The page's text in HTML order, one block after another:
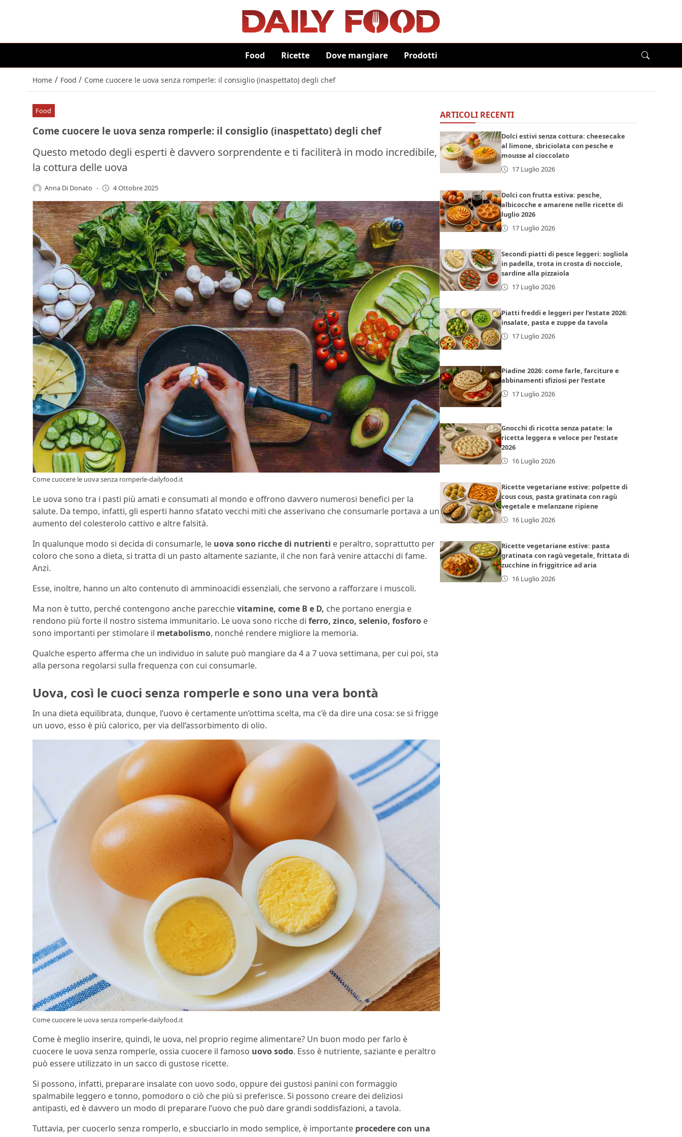
Food Ricette Dove mangiare Prodotti
Home / Food / Come cuocere le uova senza romperle: il consiglio (inaspettato) degli chef
Food
Come cuocere le uova senza romperle: il consiglio (inaspettato) degli chef
Questo metodo degli esperti è davvero sorprendente e ti faciliterà in modo incredibile,
la cottura delle uova
Anna Di Donato - 4 Ottobre 2025
Come cuocere le uova senza romperle-dailyfood.it
Le uova sono tra i pasti più amati e consumati al mondo e offrono davvero numerosi benefici per la
salute. Da tempo, infatti, gli esperti hanno sfatato vecchi miti che asserivano che consumarle portava a un
aumento del colesterolo cattivo e altre falsità.
In qualunque modo si decida di consumarle, le uova sono ricche di nutrienti e peraltro, soprattutto per
coloro che sono a dieta, si tratta di un pasto altamente saziante, il che non farà venire attacchi di fame.
Anzi.
Esse, inoltre, hanno un alto contenuto di amminoacidi essenziali, che servono a rafforzare i muscoli.
Ma non è tutto, perché contengono anche parecchievitamine, come B e D, che portano energia e
rendono più forte il nostro sistema immunitario. Le uova sono ricche di ferro, zinco, selenio, fosforo e
sono importanti per stimolare il metabolismo, nonché rendere migliore la memoria.
Qualche esperto afferma che un individuo in salute può mangiare da 4 a 7 uova settimana, per cui poi, sta
alla persona regolarsi sulla frequenza con cui consumarle.
Uova, così le cuoci senza romperle e sono una vera bontà
In una dieta equilibrata, dunque, l’uovo è certamente un’ottima scelta, ma c’è da dire una cosa: se si frigge
un uovo, esso è più calorico, per via dell’assorbimento di olio.
Come cuocere le uova senza romperle-dailyfood.it
Come è meglio inserire, quindi, le uova, nel proprio regime alimentare? Un buon modo per farlo è
cuocere le uova senza romperle, ossia cuocere il famoso uovo sodo. Esso è nutriente, saziante e peraltro
può essere utilizzato in un sacco di gustose ricette.
Si possono, infatti, preparare insalate con uovo sodo, oppure dei gustosi panini con formaggio
spalmabile leggero e tonno, pomodoro o ciò che più si preferisce. Si possono creare dei deliziosi
antipasti, ed è davvero un modo di preparare l’uovo che può dare grandi soddisfazioni, a tavola.
Tuttavia, per cuocerlo senza romperlo, e sbucciarlo in modo semplice, è importante procedere con una
ARTICOLI RECENTI
Dolci estivi senza cottura: cheesecake
al limone, sbriciolata con pesche e
mousse al cioccolato
17 Luglio 2026
Dolci con frutta estiva: pesche,
albicocche e amarene nelle ricette di
luglio 2026
17 Luglio 2026
Secondi piatti di pesce leggeri: sogliola
in padella, trota in crosta di nocciole,
sardine alla pizzaiola
17 Luglio 2026
Piatti freddi e leggeri per l’estate 2026:
insalate, pasta e zuppe da tavola
17 Luglio 2026
Piadine 2026: come farle, farciture e
abbinamenti sfiziosi per l’estate
17 Luglio 2026
Gnocchi di ricotta senza patate: la
ricetta leggera e veloce per l’estate
2026
16 Luglio 2026
Ricette vegetariane estive: polpette di
cous cous, pasta gratinata con ragù
vegetale e melanzane ripiene
16 Luglio 2026
Ricette vegetariane estive: pasta
gratinata con ragù vegetale, frittata di
zucchine in friggitrice ad aria
16 Luglio 2026